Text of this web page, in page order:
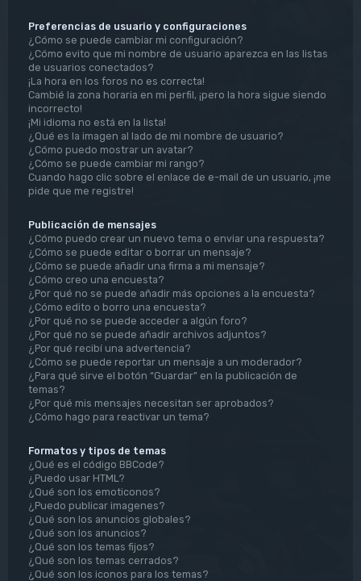
Preferencias de usuario y configuraciones
¿Cómo se puede cambiar mi configuración?
¿Cómo evito que mi nombre de usuario aparezca en las listas
de usuarios conectados?
¡La hora en los foros no es correcta!
Cambié la zona horaria en mi perfil, ¡pero la hora sigue siendo
incorrecto!
¡Mi idioma no está en la lista!
¿Qué es la imagen al lado de mi nombre de usuario?
¿Cómo puedo mostrar un avatar?
¿Cómo se puede cambiar mi rango?
Cuando hago clic sobre el enlace de e-mail de un usuario, ¡me
pide que me registre!
Publicación de mensajes
¿Cómo puedo crear un nuevo tema o enviar una respuesta?
¿Cómo se puede editar o borrar un mensaje?
¿Cómo se puede añadir una firma a mi mensaje?
¿Cómo creo una encuesta?
¿Por qué no se puede añadir más opciones a la encuesta?
¿Cómo edito o borro una encuesta?
¿Por qué no se puede acceder a algún foro?
¿Por qué no se puede añadir archivos adjuntos?
¿Por qué recibí una advertencia?
¿Cómo se puede reportar un mensaje a un moderador?
¿Para qué sirve el botón “Guardar” en la publicación de
temas?
¿Por qué mis mensajes necesitan ser aprobados?
¿Cómo hago para reactivar un tema?
Formatos y tipos de temas
¿Qué es el código BBCode?
¿Puedo usar HTML?
¿Qué son los emoticonos?
¿Puedo publicar imagenes?
¿Qué son los anuncios globales?
¿Qué son los anuncios?
¿Qué son los temas fijos?
¿Qué son los temas cerrados?
¿Qué son los iconos para los temas?